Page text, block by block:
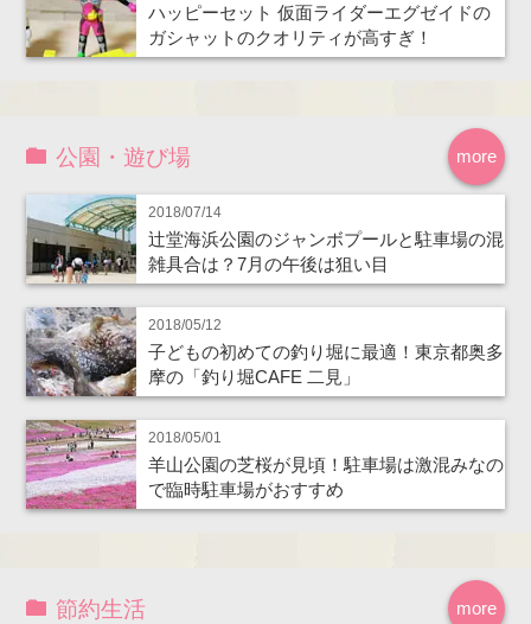
ハッピーセット 仮面ライダーエグゼイドの
ガシャットのクオリティが高すぎ！
more
公園・遊び場
2018/07/14
辻堂海浜公園のジャンボプールと駐車場の混
雑具合は？7月の午後は狙い目
2018/05/12
子どもの初めての釣り堀に最適！東京都奥多
摩の「釣り堀CAFE 二見」
2018/05/01
羊山公園の芝桜が見頃！駐車場は激混みなの
で臨時駐車場がおすすめ
more
節約生活